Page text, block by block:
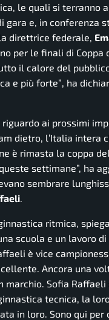
le quali si terranno a
gara e, in conferenza
direttrice federale,
per le finali di Coppa
il calore del
e più forte” , ha
ai prossimi
dietro, l’Italia intera
è rimasta la coppa
settimane”, ha
sembrare
ritmica,
scuola e un lavoro
è vice
Ancora una
marchio. Sofia Raffaeli
tecnica, la
in loro. Sono qui per